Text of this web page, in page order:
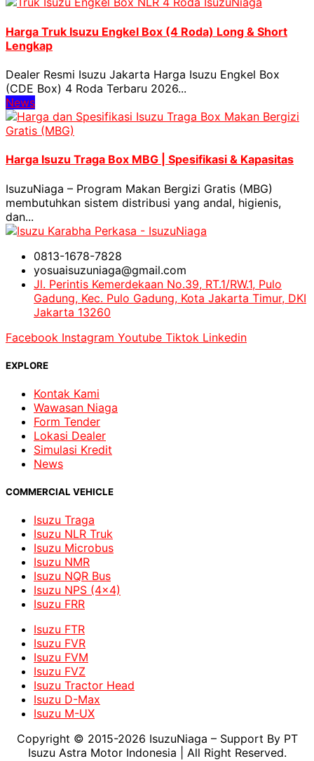
Harga Truk Isuzu Engkel Box (4 Roda) Long & Short
Lengkap
Dealer Resmi Isuzu Jakarta Harga Isuzu Engkel Box
(CDE Box) 4 Roda Terbaru 2026...
News
Harga Isuzu Traga Box MBG | Spesifikasi & Kapasitas
IsuzuNiaga – Program Makan Bergizi Gratis (MBG)
membutuhkan sistem distribusi yang andal, higienis,
dan...
0813-1678-7828
yosuaisuzuniaga@gmail.com
Jl. Perintis Kemerdekaan No.39, RT.1/RW.1, Pulo
Gadung, Kec. Pulo Gadung, Kota Jakarta Timur, DKI
Jakarta 13260
Facebook Instagram Youtube Tiktok Linkedin
EXPLORE
Kontak Kami
Wawasan Niaga
Form Tender
Lokasi Dealer
Simulasi Kredit
News
COMMERCIAL VEHICLE
Isuzu Traga
Isuzu NLR Truk
Isuzu Microbus
Isuzu NMR
Isuzu NQR Bus
Isuzu NPS (4x4)
Isuzu FRR
Isuzu FTR
Isuzu FVR
Isuzu FVM
Isuzu FVZ
Isuzu Tractor Head
Isuzu D-Max
Isuzu M-UX
Copyright © 2015-2026 IsuzuNiaga – Support By PT
Isuzu Astra Motor Indonesia
| All Right Reserved.